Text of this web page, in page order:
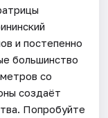
и постепенно
большинство
со
создаёт
Попробуйте